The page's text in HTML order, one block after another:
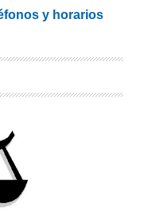
y horarios